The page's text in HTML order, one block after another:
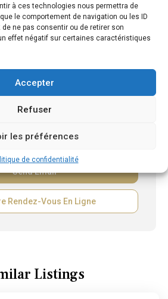
à ces technologies nous permettra de
le comportement de navigation ou les ID
ne pas consentir ou de retirer son
effet négatif sur certaines caractéristiques
Accepter
Refuser
les préférences
de confidentialité
Rendez-Vous En Ligne
Listings